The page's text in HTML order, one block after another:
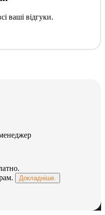
ваші відгуки.
.
Докладніше.